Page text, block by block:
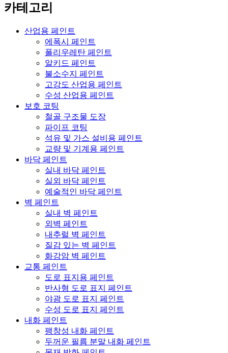
카테고리
산업용 페인트
에폭시 페인트
폴리우레탄 페인트
알키드 페인트
불소수지 페인트
고강도 산업용 페인트
수성 산업용 페인트
보호 코팅
철골 구조물 도장
파이프 코팅
석유 및 가스 설비용 페인트
교량 및 기계용 페인트
바닥 페인트
실내 바닥 페인트
실외 바닥 페인트
예술적인 바닥 페인트
벽 페인트
실내 벽 페인트
외벽 페인트
내추럴 벽 페인트
질감 있는 벽 페인트
화강암 벽 페인트
교통 페인트
도로 표지용 페인트
반사형 도로 표지 페인트
야광 도로 표지 페인트
수성 도로 표지 페인트
내화 페인트
팽창성 내화 페인트
두꺼운 필름 분말 내화 페인트